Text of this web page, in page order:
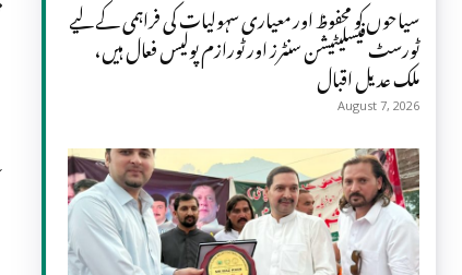
سیاحوں کو محفوظ اور معیاری سہولیات کی فراہمی کے لیے
ٹورسٹ فیسلیٹیشن سنٹرز اور ٹورازم پولیس فعال ہیں،
ملک عدیل اقبال
August 7, 2026